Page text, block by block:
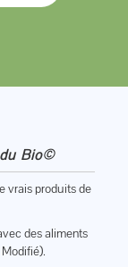
Bio©
vrais produits de
des aliments